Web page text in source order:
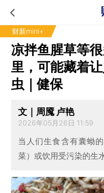
财新mini+
凉拌鱼腥草等
里，可能藏着
虫｜健保
文｜周魇 卢艳
2026年05月26日 11:59
当人们生食含有囊蚴
菜）或饮用受污染的生